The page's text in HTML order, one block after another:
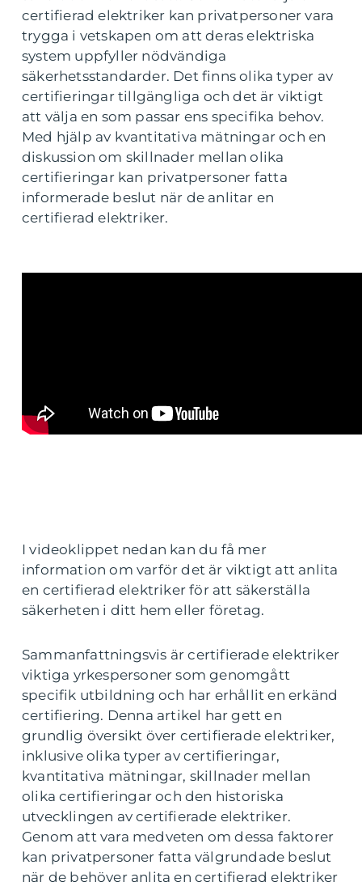
certifierad elektriker kan privatpersoner vara
trygga i vetskapen om att deras elektriska
system uppfyller nödvändiga
säkerhetsstandarder. Det finns olika typer av
certifieringar tillgängliga och det är viktigt
att välja en som passar ens specifika behov.
Med hjälp av kvantitativa mätningar och en
diskussion om skillnader mellan olika
certifieringar kan privatpersoner fatta
informerade beslut när de anlitar en
certifierad elektriker.
I videoklippet nedan kan du få mer
information om varför det är viktigt att anlita
en certifierad elektriker för att säkerställa
säkerheten i ditt hem eller företag.
Sammanfattningsvis är certifierade elektriker
viktiga yrkespersoner som genomgått
specifik utbildning och har erhållit en erkänd
certifiering. Denna artikel har gett en
grundlig översikt över certifierade elektriker,
inklusive olika typer av certifieringar,
kvantitativa mätningar, skillnader mellan
olika certifieringar och den historiska
utvecklingen av certifierade elektriker.
Genom att vara medveten om dessa faktorer
kan privatpersoner fatta välgrundade beslut
när de behöver anlita en certifierad elektriker